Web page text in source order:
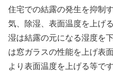
住宅での結露の発生を抑制
気、除湿、表面温度を上げ
湿は結露の元になる湿度を
は窓ガラスの性能を上げ表
より表面温度を上げる等で